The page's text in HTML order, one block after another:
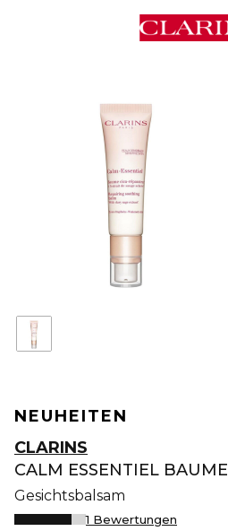
NEUHEITEN
CLARINS
CALM ESSENTIEL BAUME
Gesichtsbalsam
1 Bewertungen